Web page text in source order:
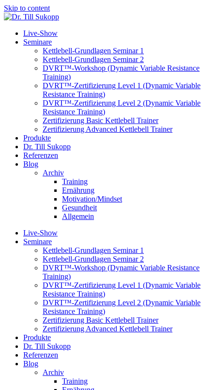
Skip to content
Live-Show
Seminare
Kettlebell-Grundlagen Seminar 1
Kettlebell-Grundlagen Seminar 2
DVRT™-Workshop (Dynamic Variable Resistance
Training)
DVRT™-Zertifizierung Level 1 (Dynamic Variable
Resistance Training)
DVRT™-Zertifizierung Level 2 (Dynamic Variable
Resistance Training)
Zertifizierung Basic Kettlebell Trainer
Zertifizierung Advanced Kettlebell Trainer
Produkte
Dr. Till Sukopp
Referenzen
Blog
Archiv
Training
Ernährung
Motivation/Mindset
Gesundheit
Allgemein
Live-Show
Seminare
Kettlebell-Grundlagen Seminar 1
Kettlebell-Grundlagen Seminar 2
DVRT™-Workshop (Dynamic Variable Resistance
Training)
DVRT™-Zertifizierung Level 1 (Dynamic Variable
Resistance Training)
DVRT™-Zertifizierung Level 2 (Dynamic Variable
Resistance Training)
Zertifizierung Basic Kettlebell Trainer
Zertifizierung Advanced Kettlebell Trainer
Produkte
Dr. Till Sukopp
Referenzen
Blog
Archiv
Training